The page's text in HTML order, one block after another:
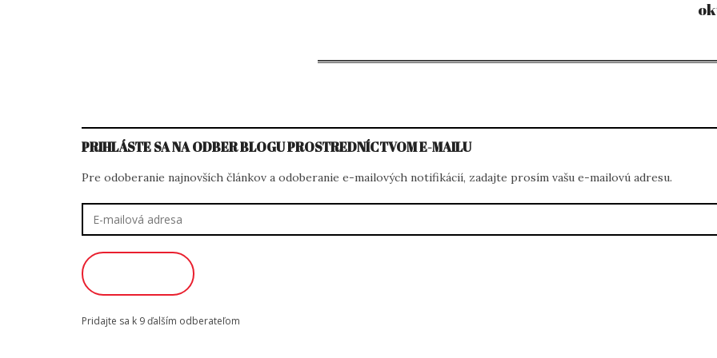
PRIHLÁSTE SA NA ODBER BLOGU PROSTREDNÍCTVOM E-MAILU
Pre odoberanie najnovších článkov a odoberanie e-mailových notifikácií, zadajte prosím vašu e-mailovú adresu.
Pridajte sa k 9 ďalším odberateľom